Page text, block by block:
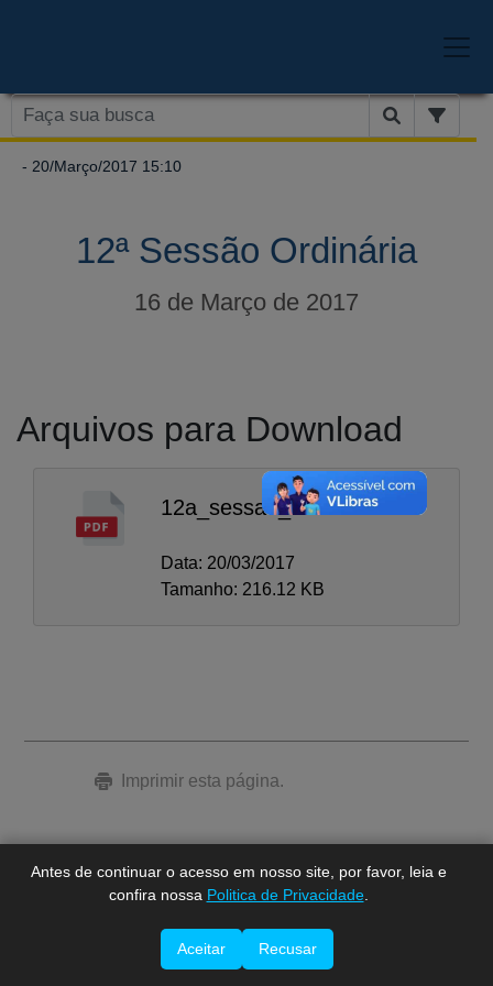
Antes de continuar o acesso em nosso site, por favor, leia e
confira nossa Politica de Privacidade.
Aceitar Recusar
- 20/Março/2017 15:10
12ª Sessão Ordinária
16 de Março de 2017
Arquivos para Download
12a_sessao_ordinaria
Data: 20/03/2017
Tamanho: 216.12 KB
Imprimir esta página.